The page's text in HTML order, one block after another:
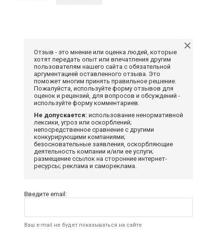
Отзыв - это мнение или оценка людей, которые
хотят передать опыт или впечатления другим
пользователям нашего сайта с обязательной
аргументацией оставленного отзыва. Это
поможет многим принять правильное решение.
Пожалуйста, используйте форму отзывов для
оценок и рецензий, для вопросов и обсуждений -
используйте форму комментариев.
Не допускается: использование ненормативной
лексики, угроз или оскорблений;
непосредственное сравнение с другими
конкурирующими компаниями;
безосновательные заявления, оскорбляющие
деятельность компании и/или ее услуги;
размещение ссылок на сторонние интернет-
ресурсы; реклама и самореклама.
Введите email:
Ваш e-mail не будет показываться на сайте